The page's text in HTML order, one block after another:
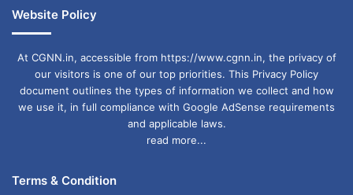
Website Policy
At CGNN.in, accessible from https://www.cgnn.in, the privacy of
our visitors is one of our top priorities. This Privacy Policy
document outlines the types of information we collect and how
we use it, in full compliance with Google AdSense requirements
and applicable laws.
read more...
Terms & Condition